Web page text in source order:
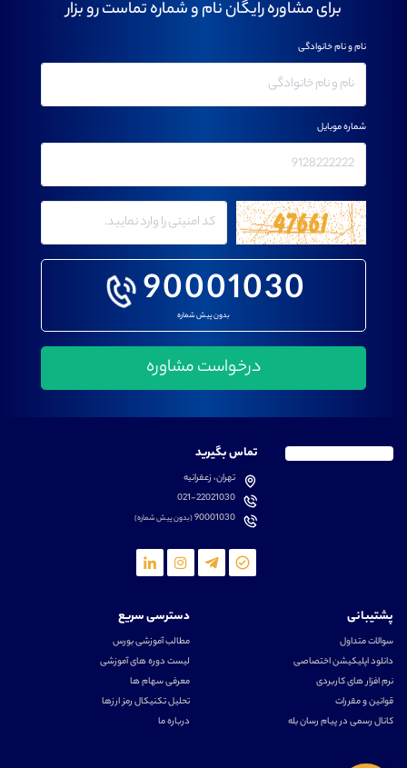
برای مشاوره رایگان نام و شماره تماست رو بزار
90001030
بدون پیش شماره
نام و نام خانوادگی
شماره موبایل
تماس بگیرید
تهران، زعفرانیه
021-22021030
90001030(بدون پیش شماره)
پشتیبانی
سوالات متداول
دانلود اپلیکیشن اختصاصی
نرم افزار های کاربردی
قوانین و مقررات
کانال رسمی در پیام رسان بله
دسترسی سریع
مطالب آموزشی بورس
لیست دوره های آموزشی
معرفی سهام ها
تحلیل تکنیکال رمز ارزها
درباره ما